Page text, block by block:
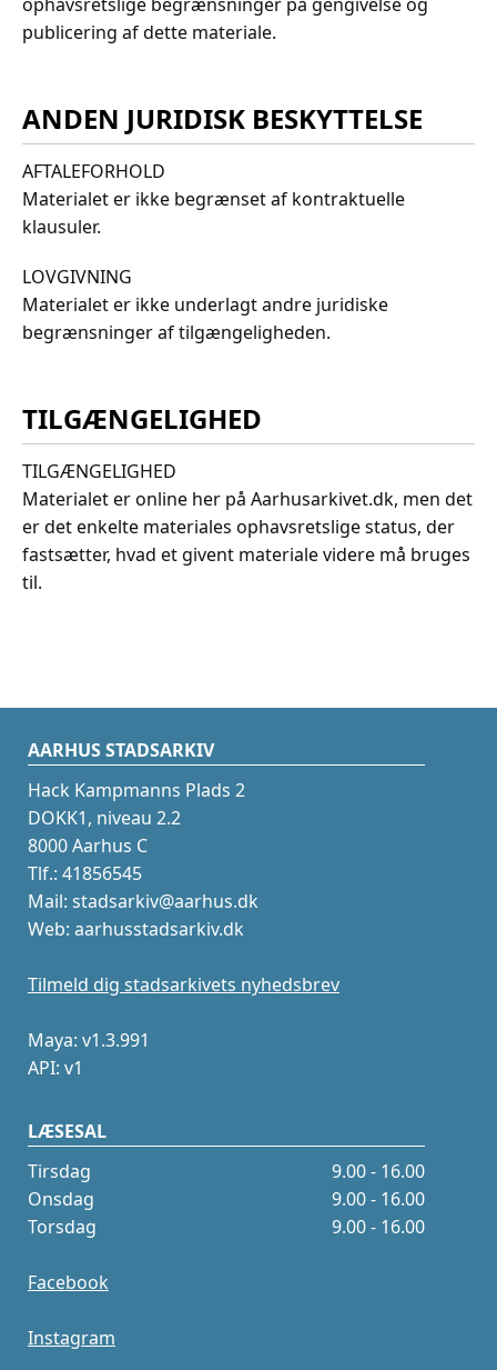
publicering af dette materiale.
ANDEN JURIDISK BESKYTTELSE
AFTALEFORHOLD
Materialet er ikke begrænset af kontraktuelle
klausuler.
LOVGIVNING
Materialet er ikke underlagt andre juridiske
begrænsninger af tilgængeligheden.
TILGÆNGELIGHED
TILGÆNGELIGHED
Materialet er online her på Aarhusarkivet.dk, men det
er det enkelte materiales ophavsretslige status, der
fastsætter, hvad et givent materiale videre må bruges
til.
AARHUS STADSARKIV
Hack Kampmanns Plads 2
DOKK1, niveau 2.2
8000 Aarhus C
Tlf.: 41856545
Mail: stadsarkiv@aarhus.dk
Web: aarhusstadsarkiv.dk
Tilmeld dig stadsarkivets nyhedsbrev
Maya: v1.3.991
API: v1
LÆSESAL
Tirsdag
9.00 - 16.00
Onsdag
9.00 - 16.00
Torsdag
9.00 - 16.00
Facebook
Instagram